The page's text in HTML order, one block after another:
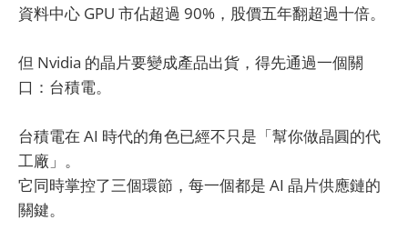
資料中心 GPU 市佔超過 90%，股價五年翻超過十倍。
但 Nvidia 的晶片要變成產品出貨，得先通過一個關
口：台積電。
台積電在 AI 時代的角色已經不只是「幫你做晶圓的代
工廠」。
它同時掌控了三個環節，每一個都是 AI 晶片供應鏈的
關鍵。